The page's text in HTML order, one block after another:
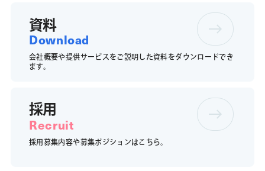
資料
Download
会社概要や提供サービスをご説明した資料をダウンロードでき
ます。
採用
Recruit
採用募集内容や募集ポジションはこちら。